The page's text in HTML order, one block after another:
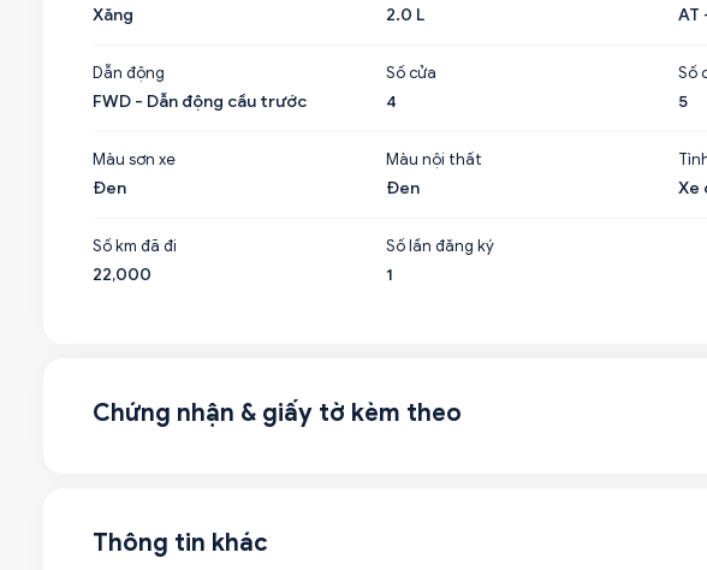
Xăng
2.0 L
AT
Dẫn động
FWD - Dẫn động cầu trước
Số cửa
4
Số
5
Màu sơn xe
Đen
Màu nội thất
Đen
Xe
Số km đã đi
22,000
Số lần đăng ký
1
Chứng nhận & giấy tờ kèm theo
Thông tin khác